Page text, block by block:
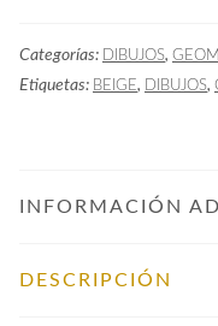
cantidad
Categorías: DIBUJOS,
Etiquetas: BEIGE, DIBUJOS,
INFORMACIÓN
DESCRIPCIÓN